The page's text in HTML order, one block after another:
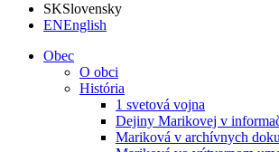
SKSlovensky
ENEnglish
Obec
O obci
História
1 svetová vojna
Dejiny Marikovej v
Mariková v archívnych